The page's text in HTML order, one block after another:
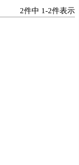
2件中 1-2件表示